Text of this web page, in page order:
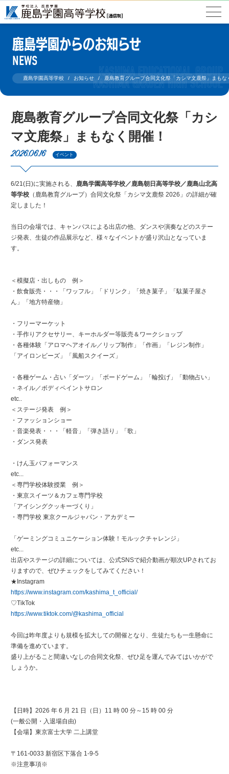
鹿島学園からのお知らせ
NEWS
鹿島学園高等学校 お知らせ 鹿島教育グループ合同文化祭「カシマ文鹿祭」まもな
鹿島教育グループ合同文化祭「カシ
マ文鹿祭」まもなく開催！
2026.06.16 イベント
6/21(日)に実施される、 鹿島学園高等学校／鹿島朝日高等学校／鹿島山北高
等学校 （鹿島教育グループ）合同文化祭「カシマ文鹿祭 2026」の詳細が確
定しました！
当日の会場では、キャンパスによる出店の他、ダンスや演奏などのステー
ジ発表、生徒の作品展示など、様々なイベントが盛り沢山となっていま
す。
＜模擬店・出しもの 例＞
・飲食販売・・・「ワッフル」「ドリンク」「焼き菓子」「駄菓子屋さ
ん」「地方特産物」
・フリーマーケット
・手作りアクセサリー、キーホルダー等販売＆ワークショップ
・各種体験「アロマヘアオイル／リップ制作」「作画」「レジン制作」
「アイロンビーズ」「風船スクイーズ」
・各種ゲーム・占い「ダーツ」「ボードゲーム」「輪投げ」「動物占い」
・ネイル／ボディペイントサロン
etc..
＜ステージ発表 例＞
・ファッションショー
・音楽発表・・・「軽音」「弾き語り」「歌」
・ダンス発表
・けん玉パフォーマンス
etc...
＜専門学校体験授業 例＞
・東京スイーツ＆カフェ専門学校
「アイシングクッキーづくり」
・専門学校 東京クールジャパン・アカデミー
「ゲーミングコミュニケーション体験！モルックチャレンジ」
etc...
出店やステージの詳細については、公式SNSで紹介動画が順次UPされてお
りますので、ぜひチェックをしてみてください！
★Instagram
https://www.instagram.com/kashima_t_official/
♡TikTok
https://www.tiktok.com/@kashima_official
今回は昨年度よりも規模を拡大しての開催となり、生徒たちも一生懸命に
準備を進めています。
盛り上がること間違いなしの合同文化祭、ぜひ足を運んでみてはいかがで
しょうか。
【日時】2026 年 6 月 21 日（日）11 時 00 分～15 時 00 分
(一般公開・入退場自由)
【会場】東京富士大学 二上講堂
〒161-0033 新宿区下落合 1-9-5
※注意事項※